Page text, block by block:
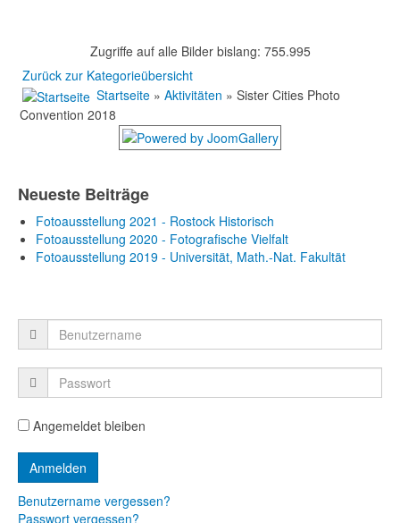
Zugriffe auf alle Bilder bislang: 755.995
Zurück zur Kategorieübersicht
Startseite » Aktivitäten » Sister Cities Photo
Convention 2018
Neueste Beiträge
Fotoausstellung 2021 - Rostock Historisch
Fotoausstellung 2020 - Fotografische Vielfalt
Fotoausstellung 2019 - Universität, Math.-Nat. Fakultät
Angemeldet bleiben
Benutzername vergessen?
Passwort vergessen?